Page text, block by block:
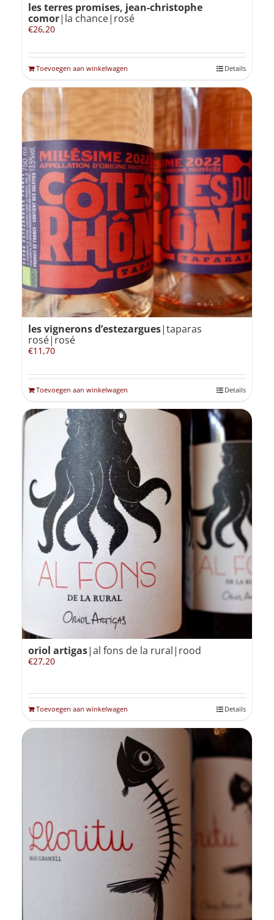
les terres promises, jean-christophe
comor|la chance|rosé
€26,20
Toevoegen aan winkelwagen Details
les vignerons d’estezargues|taparas
rosé|rosé
€11,70
Toevoegen aan winkelwagen Details
oriol artigas|al fons de la rural|rood
€27,20
Toevoegen aan winkelwagen Details